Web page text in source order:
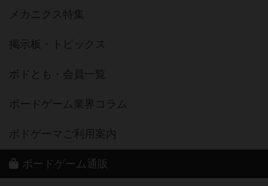
メカニクス特集
掲示板・トピックス
ボドとも・会員一覧
ボードゲーム業界コラム
ボドゲーマご利用案内
ボードゲーム通販